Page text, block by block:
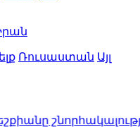
Ռուսաստան Այլ